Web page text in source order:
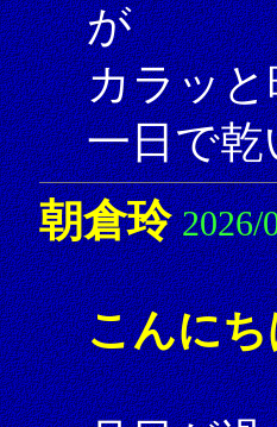
が
カラッ
一日で
朝倉玲 2026/
こんに